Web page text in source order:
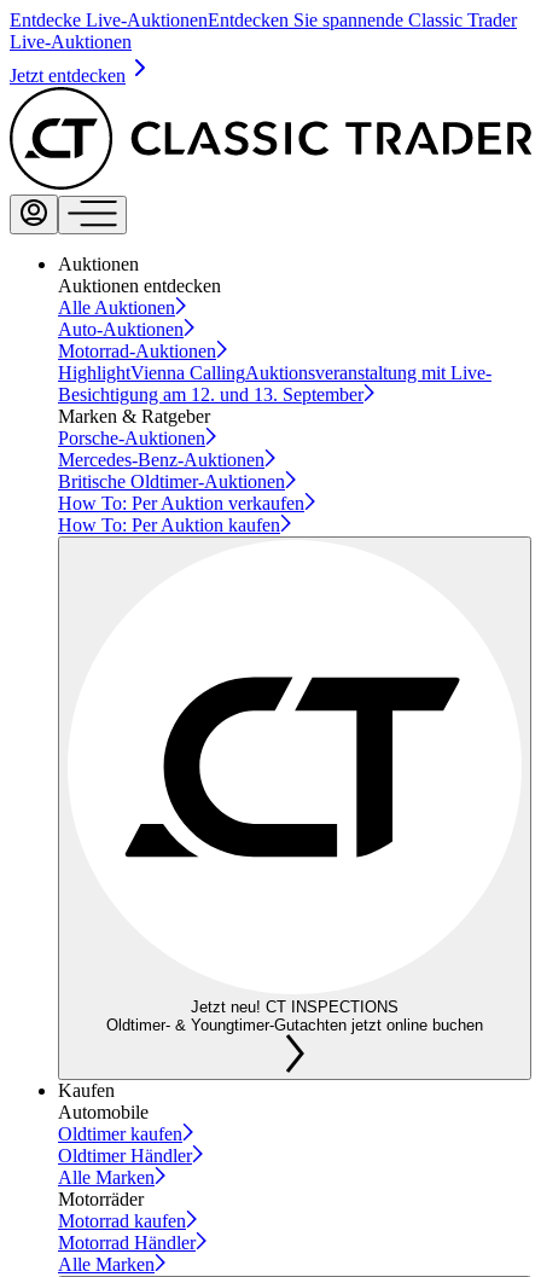
Entdecke Live-AuktionenEntdecken Sie spannende Classic Trader
Live-Auktionen
Jetzt entdecken
Auktionen
Auktionen entdecken
Alle Auktionen
Auto-Auktionen
Motorrad-Auktionen
HighlightVienna CallingAuktionsveranstaltung mit Live-
Besichtigung am 12. und 13. September
Marken & Ratgeber
Porsche-Auktionen
Mercedes-Benz-Auktionen
Britische Oldtimer-Auktionen
How To: Per Auktion verkaufen
How To: Per Auktion kaufen
Jetzt neu! CT INSPECTIONS
Oldtimer- & Youngtimer-Gutachten jetzt online buchen
Kaufen
Automobile
Oldtimer kaufen
Oldtimer Händler
Alle Marken
Motorräder
Motorrad kaufen
Motorrad Händler
Alle Marken